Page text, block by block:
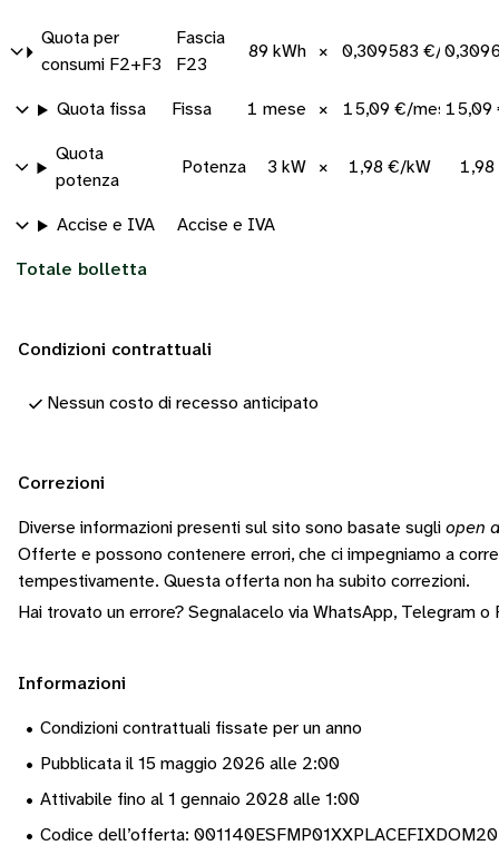
Quota per
consumi F2+F3
Fascia
F23
89 kWh × 0,309583 €/kWh
Quota fissa Fissa 1 mese × 15,09 €/mese15,09
Quota
potenza
Potenza 3 kW × 1,98 €/kW
Accise e IVA Accise e IVA
Totale bolletta
Condizioni contrattuali
Nessun costo di recesso anticipato
Correzioni
Diverse informazioni presenti sul sito sono basate sugli open
Offerte e possono contenere errori, che ci impegniamo a
tempestivamente. Questa offerta non ha subito correzioni.
Hai trovato un errore? Segnalacelo via WhatsApp, Telegram o
Informazioni
• Condizioni contrattuali fissate per un anno
• Pubblicata il 15 maggio 2026 alle 2:00
• Attivabile fino al 1 gennaio 2028 alle 1:00
• Codice dell’offerta: